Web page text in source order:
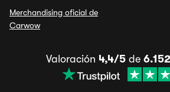
Merchandising oficial de
Carwow
Valoración 4,4/5 de 6.152